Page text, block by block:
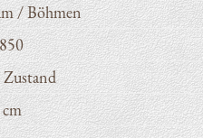
/ Böhmen